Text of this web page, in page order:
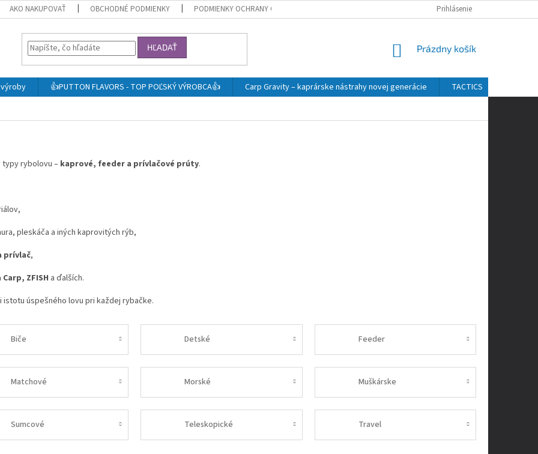
AKO NAKUPOVAŤ OBCHODNÉ PODMIENKY PODMIENKY OCHRANY OSOBNÝCH ÚDAJOV Prihlásenie
HĽADAŤ
NÁKUPNÝ
Prázdny košík
👍PUTTON FLAVORS - TOP POĽSKÝ VÝROBCA👍 Carp Gravity – kaprárske nástrahy novej generácie TACTICS
rybolovu – kaprové, feeder a prívlačové prúty.
pleskáča a iných kaprovitých rýb,
prívlač,
ZFISH a ďalších.
úspešného lovu pri každej rybačke.
Biče Detské Feeder
Matchové Morské Muškárske
Sumcové Teleskopické Travel